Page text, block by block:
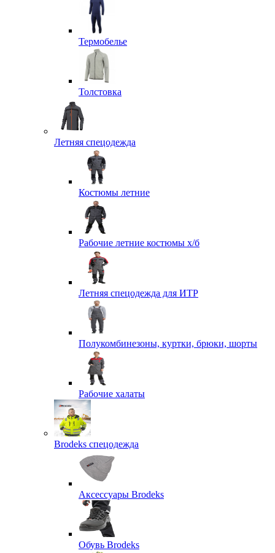
Термобелье
Толстовка
Летняя спецодежда
Костюмы летние
Рабочие летние костюмы х/б
Летняя спецодежда для ИТР
Полукомбинезоны, куртки, брюки, шорты
Рабочие халаты
Brodeks спецодежда
Аксессуары Brodeks
Обувь Brodeks